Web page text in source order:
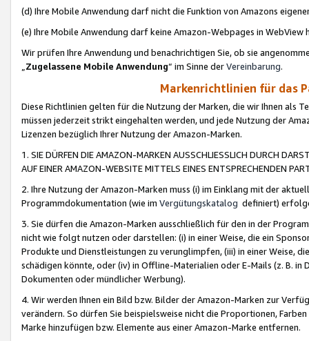
(d) Ihre Mobile Anwendung darf nicht die Funktion von Amazons
(e) Ihre Mobile Anwendung darf keine Amazon-Webpages in WebView
Wir prüfen Ihre Anwendung und benachrichtigen Sie, ob sie
„Zugelassene Mobile Anwendung“ im Sinne derVereinbarung.
Markenrichtlinien für das
Diese Richtlinien gelten für die Nutzung der Marken, die wir Ihnen als
müssen jederzeit strikt eingehalten werden, und jede Nutzung der
Lizenzen bezüglich Ihrer Nutzung der Amazon-Marken.
1. SIE DÜRFEN DIE AMAZON-MARKEN AUSSCHLIESSLICH DURCH
AUF EINER AMAZON-WEBSITE MITTELS EINES ENTSPRECHENDEN
2. Ihre Nutzung der Amazon-Marken muss (i) im Einklang mit der
Programmdokumentation (wie im Vergütungskatalog definiert)
3. Sie dürfen die Amazon-Marken ausschließlich für den in der
nicht wie folgt nutzen oder darstellen: (i) in einer Weise, die ein
Produkte und Dienstleistungen zu verunglimpfen, (iii) in einer Weise,
schädigen könnte, oder (iv) in Offline-Materialien oder E-Mails (z. B. in
Dokumenten oder mündlicher Werbung).
4. Wir werden Ihnen ein Bild bzw. Bilder der Amazon-Marken zur
verändern. So dürfen Sie beispielsweise nicht die Proportionen,
Marke hinzufügen bzw. Elemente aus einer Amazon-Marke entfernen.